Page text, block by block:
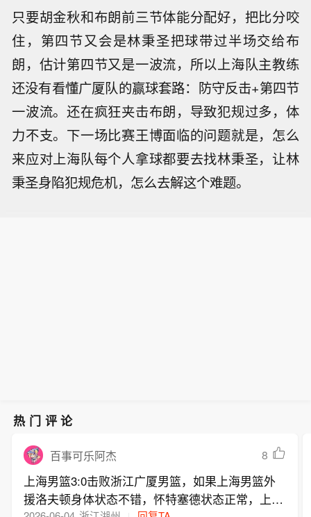
只要胡金秋和布朗前三节体能分配好，把比分咬
住，第四节又会是林秉圣把球带过半场交给布
朗，估计第四节又是一波流，所以上海队主教练
还没有看懂广厦队的赢球套路：防守反击+第四节
一波流。还在疯狂夹击布朗，导致犯规过多，体
力不支。下一场比赛王博面临的问题就是，怎么
来应对上海队每个人拿球都要去找林秉圣，让林
秉圣身陷犯规危机，怎么去解这个难题。
热门评论
百事可乐阿杰 8
上海男篮3:0击败浙江广厦男篮，如果上海男篮外
援洛夫顿身体状态不错，怀特塞德状态正常，上海